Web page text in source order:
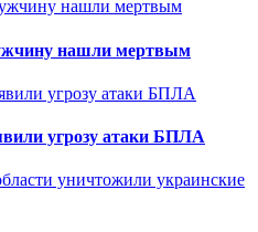
нашли мертвым
угрозу атаки БПЛА